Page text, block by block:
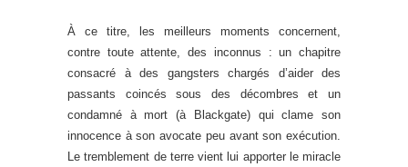
À ce titre, les meilleurs moments concernent,
contre toute attente, des inconnus : un chapitre
consacré à des gangsters chargés d’aider des
passants coincés sous des décombres et un
condamné à mort (à Blackgate) qui clame son
innocence à son avocate peu avant son exécution.
Le tremblement de terre vient lui apporter le miracle